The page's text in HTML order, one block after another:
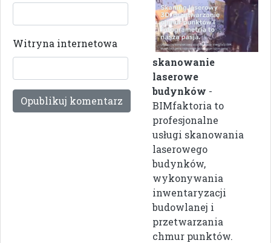
Witryna internetowa
skanowanie
laserowe
budynków -
BIMfaktoria to
profesjonalne
usługi skanowania
laserowego
budynków,
wykonywania
inwentaryzacji
budowlanej i
przetwarzania
chmur punktów.